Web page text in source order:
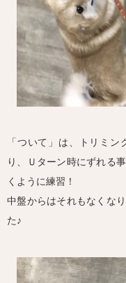
「ついて」は、トリミ
り、Ｕターン時にずれる
くように練習！
中盤からはそれもなくな
た♪